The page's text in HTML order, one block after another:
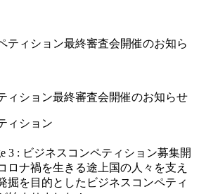
ィション最終審査会開催のお知らせ
ィション